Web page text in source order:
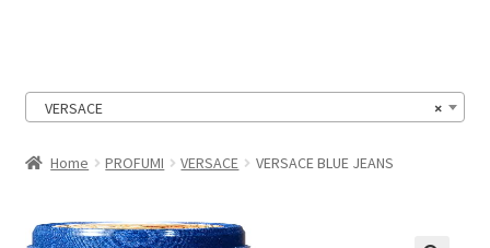
×
VERSACE
Home PROFUMI VERSACE VERSACE BLUE JEANS